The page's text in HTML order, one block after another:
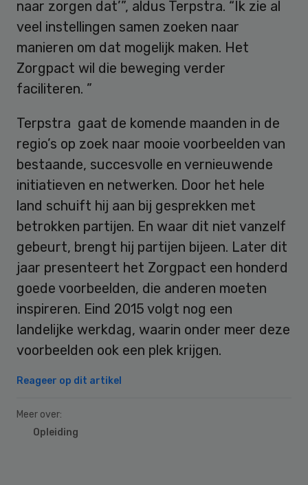
naar zorgen dat’”, aldus Terpstra. “Ik zie al
veel instellingen samen zoeken naar
manieren om dat mogelijk maken. Het
Zorgpact wil die beweging verder
faciliteren. ”
Terpstra gaat de komende maanden in de
regio’s op zoek naar mooie voorbeelden van
bestaande, succesvolle en vernieuwende
initiatieven en netwerken. Door het hele
land schuift hij aan bij gesprekken met
betrokken partijen. En waar dit niet vanzelf
gebeurt, brengt hij partijen bijeen. Later dit
jaar presenteert het Zorgpact een honderd
goede voorbeelden, die anderen moeten
inspireren. Eind 2015 volgt nog een
landelijke werkdag, waarin onder meer deze
voorbeelden ook een plek krijgen.
Reageer op dit artikel
Meer over:
Opleiding